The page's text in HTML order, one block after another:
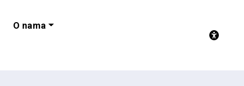
EU
O nama